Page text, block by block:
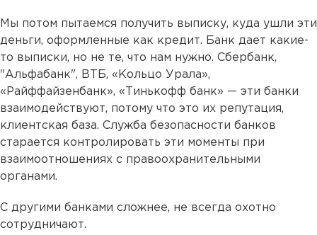
Мы потом пытаемся получить выписку, куда ушли эти
деньги, оформленные как кредит. Банк дает какие-
то выписки, но не те, что нам нужно. Сбербанк,
"Альфабанк", ВТБ, «Кольцо Урала»,
«Райффайзенбанк», «Тинькофф банк» — эти банки
взаимодействуют, потому что это их репутация,
клиентская база. Служба безопасности банков
старается контролировать эти моменты при
взаимоотношениях с правоохранительными
органами.
С другими банками сложнее, не всегда охотно
сотрудничают.